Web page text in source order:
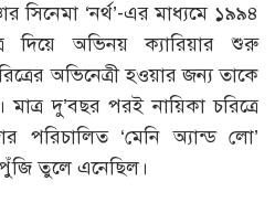
সিনেমা ‘নর্থ’-এর মাধ্যমে ১৯৯৪
দিয়ে অভিনয় ক্যারিয়ার শুরু
অভিনেত্রী হওয়ার জন্য তাকে
দু’বছর পরই নায়িকা চরিত্রে
পরিচালিত ‘মেনি অ্যান্ড লো’
তুলে এনেছিল।